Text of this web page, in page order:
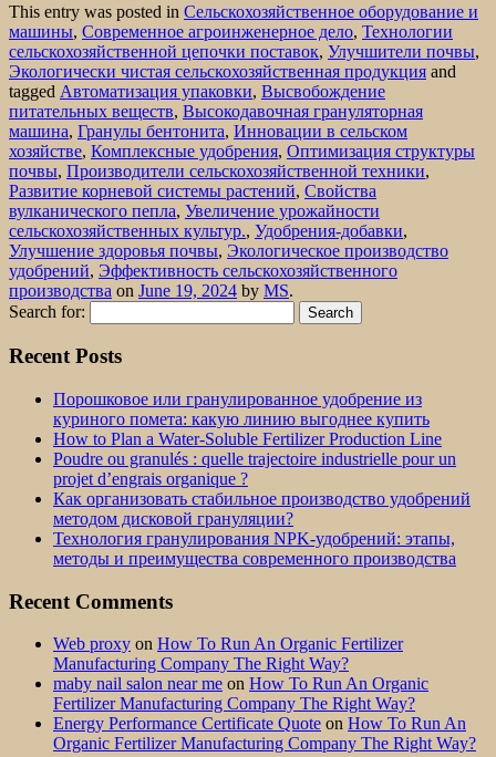
This entry was posted in Сельскохозяйственное оборудование и
машины, Современное агроинженерное дело, Технологии
сельскохозяйственной цепочки поставок, Улучшители почвы,
Экологически чистая сельскохозяйственная продукция and
tagged Автоматизация упаковки, Высвобождение
питательных веществ, Высокодавочная грануляторная
машина, Гранулы бентонита, Инновации в сельском
хозяйстве, Комплексные удобрения, Оптимизация структуры
почвы, Производители сельскохозяйственной техники,
Развитие корневой системы растений, Свойства
вулканического пепла, Увеличение урожайности
сельскохозяйственных культур., Удобрения-добавки,
Улучшение здоровья почвы, Экологическое производство
удобрений, Эффективность сельскохозяйственного
производства on June 19, 2024 by MS.
Search for:
Recent Posts
Порошковое или гранулированное удобрение из
куриного помета: какую линию выгоднее купить
How to Plan a Water-Soluble Fertilizer Production Line
Poudre ou granulés : quelle trajectoire industrielle pour un
projet d’engrais organique ?
Как организовать стабильное производство удобрений
методом дисковой грануляции?
Технология гранулирования NPK-удобрений: этапы,
методы и преимущества современного производства
Recent Comments
Web proxy on How To Run An Organic Fertilizer
Manufacturing Company The Right Way?
maby nail salon near me on How To Run An Organic
Fertilizer Manufacturing Company The Right Way?
Energy Performance Certificate Quote on How To Run An
Organic Fertilizer Manufacturing Company The Right Way?